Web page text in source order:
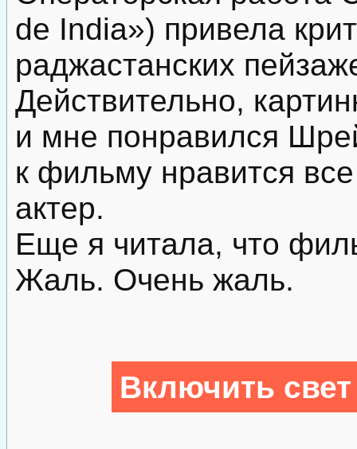
de India») привела
раджастанских
Действительно,
и мне понравился
к фильму нравится
актер.
Еще я читала, что
Жаль. Очень жаль.
Включить